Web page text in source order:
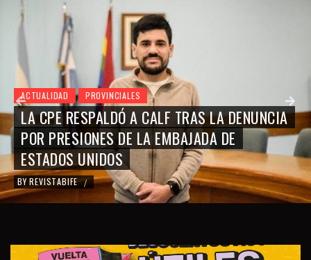
ACTUALIDAD PROVINCIALES
LA CPE RESPALDÓ A CALF TRAS LA DENUNCIA
POR PRESIONES DE LA EMBAJADA DE
ESTADOS UNIDOS
BY REVISTABIFE /